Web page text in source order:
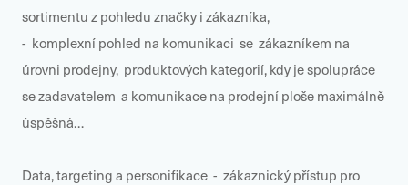
sortimentu z pohledu značky i zákazníka,
- komplexní pohled na komunikaci se zákazníkem na
úrovni prodejny, produktových kategorií, kdy je spolupráce
se zadavatelem a komunikace na prodejní ploše maximálně
úspěšná…
Data, targeting a personifikace - zákaznický přístup pro